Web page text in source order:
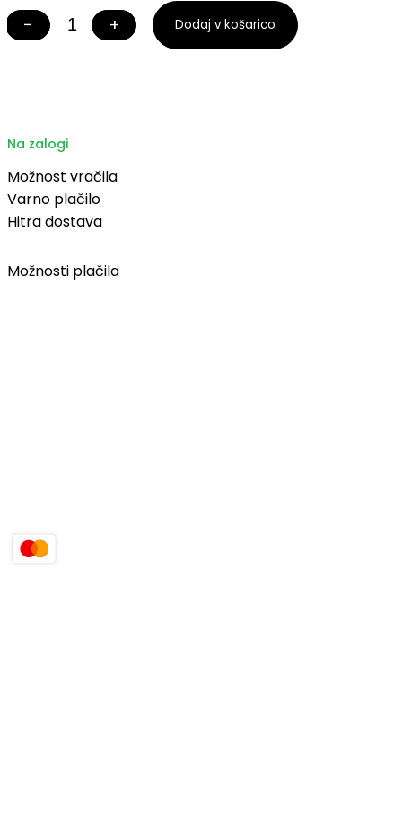
Filter
− + Dodaj v košarico
Na zalogi
Možnost vračila
Varno plačilo
Hitra dostava
Možnosti plačila